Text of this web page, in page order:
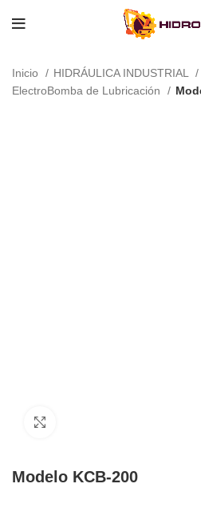
Inicio
HIDRÁULICA INDUSTRIAL
ElectroBomba de Lubricación
Modelo KCB-200